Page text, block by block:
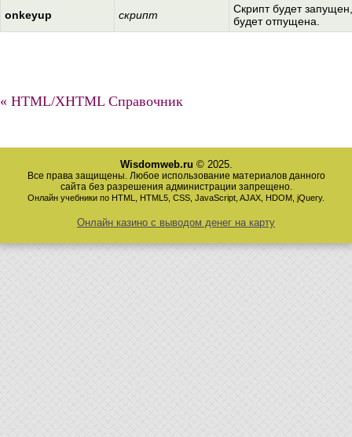
onkeyup скрипт
Скрипт будет
будет отпущена.
« HTML/XHTML Справочник
Wisdomweb.ru © 2025.
Все права защищены. Любое использование материалов данного
сайта без разрешения администрации запрещено.
Онлайн учебники по HTML, HTML5, CSS, JavaScript, AJAX, HDOM, jQuery.
Онлайн казино с выводом денег на карту